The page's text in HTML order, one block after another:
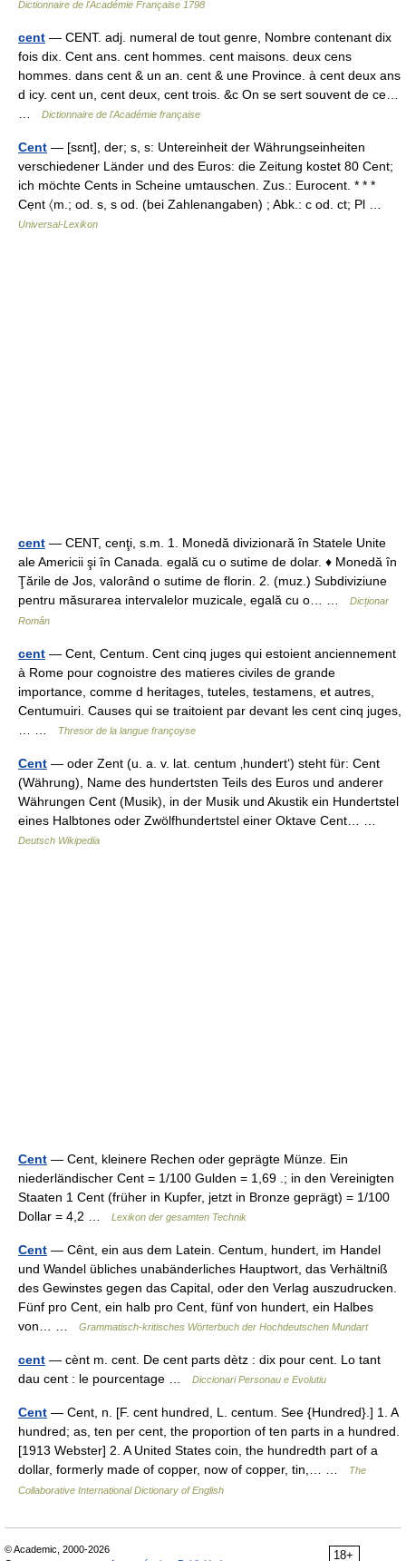
Dictionnaire de l'Académie Française 1798
cent — CENT. adj. numeral de tout genre, Nombre contenant dix
fois dix. Cent ans. cent hommes. cent maisons. deux cens
hommes. dans cent & un an. cent & une Province. à cent deux ans
d icy. cent un, cent deux, cent trois. &c On se sert souvent de ce…
Dictionnaire de l'Académie française
Cent — [sɛnt], der; s, s: Untereinheit der Währungseinheiten
verschiedener Länder und des Euros: die Zeitung kostet 80 Cent;
ich möchte Cents in Scheine umtauschen. Zus.: Eurocent. * * *
Cẹnt 〈m.; od. s, s od. (bei Zahlenangaben) ; Abk.: c od. ct; Pl …
Universal-Lexikon
cent — CENT, cenţi, s.m. 1. Monedă divizionară în Statele Unite
ale Americii şi în Canada. egală cu o sutime de dolar. ♦ Monedă în
Ţările de Jos, valorând o sutime de florin. 2. (muz.) Subdiviziune
pentru măsurarea intervalelor muzicale, egală cu o… …
Dicționar
Român
cent — Cent, Centum. Cent cinq juges qui estoient anciennement
à Rome pour cognoistre des matieres civiles de grande
importance, comme d heritages, tuteles, testamens, et autres,
Centumuiri. Causes qui se traitoient par devant les cent cinq juges,
Thresor de la langue françoyse
Cent — oder Zent (u. a. v. lat. centum ‚hundert‘) steht für: Cent
(Währung), Name des hundertsten Teils des Euros und anderer
Währungen Cent (Musik), in der Musik und Akustik ein Hundertstel
eines Halbtones oder Zwölfhundertstel einer Oktave Cent… …
Deutsch Wikipedia
Cent — Cent, kleinere Rechen oder geprägte Münze. Ein
niederländischer Cent = 1/100 Gulden = 1,69 .; in den Vereinigten
Staaten 1 Cent (früher in Kupfer, jetzt in Bronze geprägt) = 1/100
Dollar = 4,2 …
Lexikon der gesamten Technik
Cent — Cênt, ein aus dem Latein. Centum, hundert, im Handel
und Wandel übliches unabänderliches Hauptwort, das Verhältniß
des Gewinstes gegen das Capital, oder den Verlag auszudrucken.
Fünf pro Cent, ein halb pro Cent, fünf von hundert, ein Halbes
von… …
Grammatisch-kritisches Wörterbuch der Hochdeutschen Mundart
cent — cènt m. cent. De cent parts dètz : dix pour cent. Lo tant
dau cent : le pourcentage …
Diccionari Personau e Evolutiu
Cent — Cent, n. [F. cent hundred, L. centum. See {Hundred}.] 1. A
hundred; as, ten per cent, the proportion of ten parts in a hundred.
[1913 Webster] 2. A United States coin, the hundredth part of a
dollar, formerly made of copper, now of copper, tin,… …
The
Collaborative International Dictionary of English
18+
© Academic, 2000-2026